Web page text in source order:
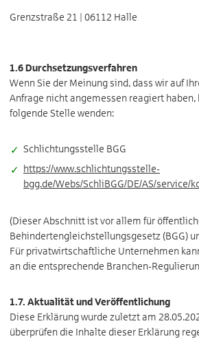
Grenzstraße 21 | 06112 Halle
1.6 Durchsetzungsverfahren
Wenn Sie der Meinung sind, dass wir auf
Anfrage nicht angemessen reagiert haben,
folgende Stelle wenden:
Schlichtungsstelle BGG
https://www.schlichtungsstelle-
bgg.de/Webs/SchliBGG/DE/AS/
(Dieser Abschnitt ist vor allem für
Behindertengleichstellungsgesetz (BGG)
Für privatwirtschaftliche Unternehmen
an die entsprechende Branchen-
1.7. Aktualität und Veröffentlichung
Diese Erklärung wurde zuletzt am
überprüfen die Inhalte dieser Erklärung